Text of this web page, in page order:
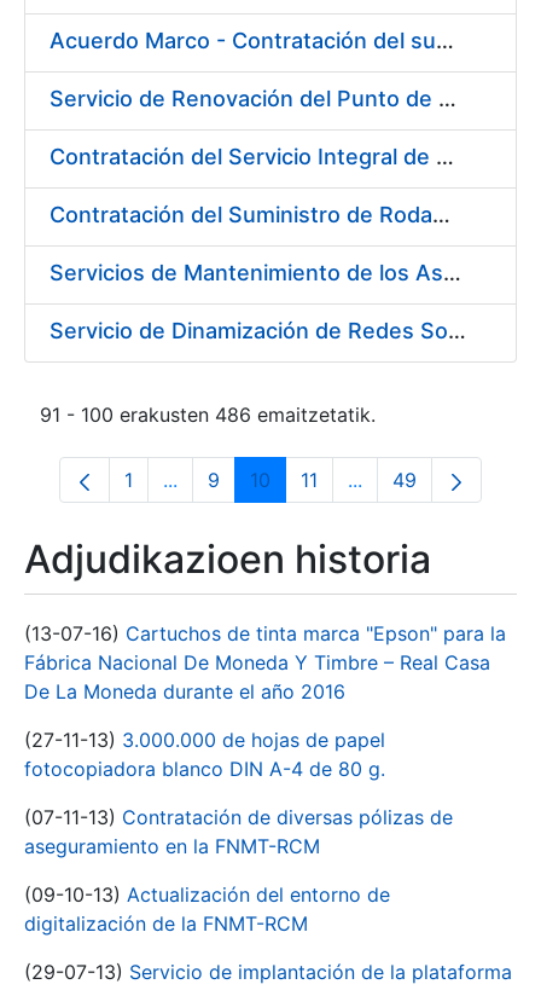
Acuerdo Marco - Contratación del suministro de Material de Electricidad para la Fábrica de papel de Burgos. PA AM /FP/004/2020-2021
Servicio de Renovación del Punto de Venta de la Tienda del Museo de la FNMT-RCM
Contratación del Servicio Integral de Cardioprotección para sus Sedes de Madrid y Burgos
Contratación del Suministro de Rodamientos y Material de Transmisiones para la Fábrica Nacional de Moneda y Timbre - Real Casa de la Moneda
Servicios de Mantenimiento de los Ascensores, Montacargas y Plataformas de Minusválidos instalados en la Fábrica de Papel de Burgos
Servicio de Dinamización de Redes Sociales
91 - 100 erakusten 486 emaitzetatik.
Orrialdea
1 ...Intermediate Pages Use TAB to
Orrialdea
9 Orrialdea
10 Orrialdea
11 ...Intermediate Pages
Orrialdea
49
Adjudikazioen historia
(13-07-16) Cartuchos de tinta marca "Epson" para la
Fábrica Nacional De Moneda Y Timbre – Real Casa
De La Moneda durante el año 2016
(27-11-13) 3.000.000 de hojas de papel
fotocopiadora blanco DIN A-4 de 80 g.
(07-11-13) Contratación de diversas pólizas de
aseguramiento en la FNMT-RCM
(09-10-13) Actualización del entorno de
digitalización de la FNMT-RCM
(29-07-13) Servicio de implantación de la plataforma